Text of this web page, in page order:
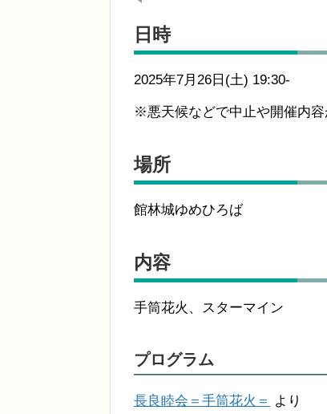
日時
2025年7月26日(土) 19:30-
※悪天候などで中止や開催内
場所
館林城ゆめひろば
内容
手筒花火、スターマイン
プログラム
長良睦会＝手筒花火＝ より